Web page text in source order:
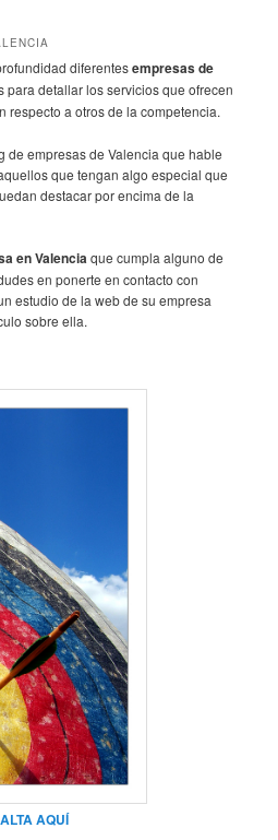
diferentesempresas de
para detallar los servicios que ofrecen
respecto a otros de la competencia.
de empresas de Valencia que hable
que tengan algo especial que
destacar por encima de la
en Valenciaque cumpla alguno de
en ponerte en contacto con
estudio de la web de su empresa
sobre ella.
ALTA AQUÍ